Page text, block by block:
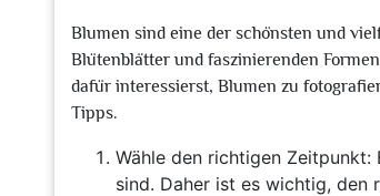
Blumen sind eine der schönsten und
Blütenblätter und faszinierenden
dafür interessierst, Blumen zu
Tipps.
Wähle den richtigen Zeitpunkt:
sind. Daher ist es wichtig, den